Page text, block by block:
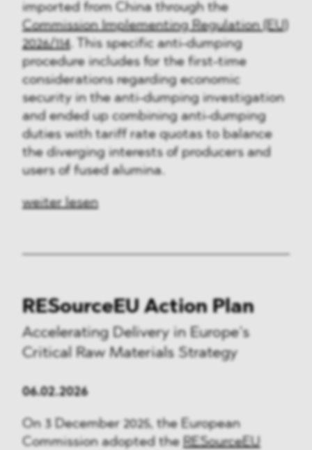
imported from China through the
Commission Implementing Regulation (EU)
2026/114. This specific anti-dumping
procedure includes for the first-time
considerations regarding economic
security in the anti-dumping investigation
and ended up combining anti-dumping
duties with tariff rate quotas to balance
the diverging interests of producers and
users of fused alumina.
weiter lesen
RESourceEU Action Plan
Accelerating Delivery in Europe’s
Critical Raw Materials Strategy
06.02.2026
On 3 December 2025, the European
Commission adopted the RESourceEU